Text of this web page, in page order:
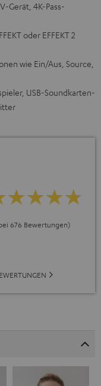
Gerät, 4K-Pass-
oder EFFEKT 2
wie Ein/Aus, Source,
USB-Soundkarten-
676 Bewertungen)